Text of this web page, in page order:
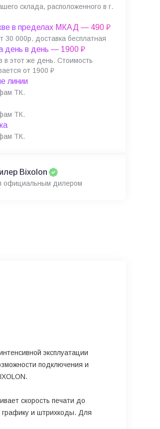
склада, расположенного в г.
в пределах МКАД — 490 ₽
30 000р. доставка бесплатная
день в день — 1900 ₽
в этот же день. Стоимость
от 1900 ₽
линии
ТК.
ТК.
ТК.
Bixolon
официальным дилером
эксплуатации
подключения и
скорость печати до
графику и штрихкоды. Для